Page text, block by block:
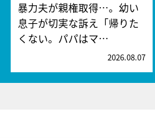
暴力夫が親権取得…。幼い
息子が切実な訴え「帰りた
くない。パパはマ…
2026.08.07